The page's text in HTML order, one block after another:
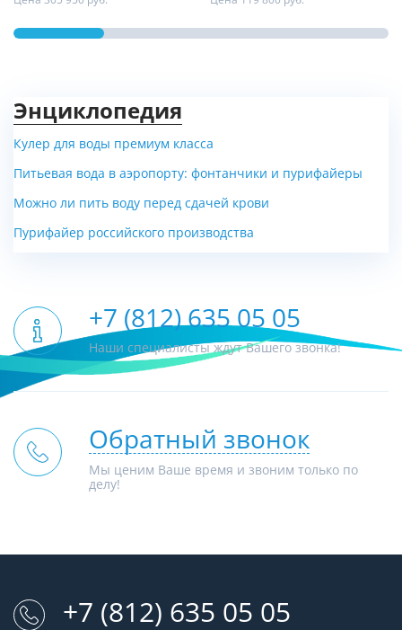
Энциклопедия
Кулер для воды премиум класса
Питьевая вода в аэропорту: фонтанчики и пурифайеры
Можно ли пить воду перед сдачей крови
Пурифайер российского производства
+7 (812) 635 05 05
Наши специалисты ждут Вашего звонка!
Обратный звонок
Мы ценим Ваше время и звоним только по
делу!
+7 (812) 635 05 05